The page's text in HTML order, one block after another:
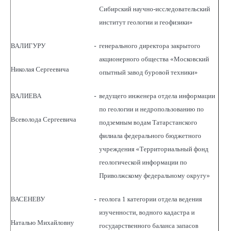
Сибирский научно-исследовательский
институт геологии и геофизики»
ВАЛИГУРУ
Николая Сергеевича
- генерального директора закрытого
акционерного общества «Московский
опытный завод буровой техники»
ВАЛИЕВА
Всеволода Сергеевича
- ведущего инженера отдела информации
по геологии и недропользованию по
подземным водам Татарстанского
филиала федерального бюджетного
учреждения «Территориальный фонд
геологической информации по
Приволжскому федеральному округу»
ВАСЕНЕВУ
Наталью Михайловну
- геолога 1 категории отдела ведения
изученности, водного кадастра и
государственного баланса запасов